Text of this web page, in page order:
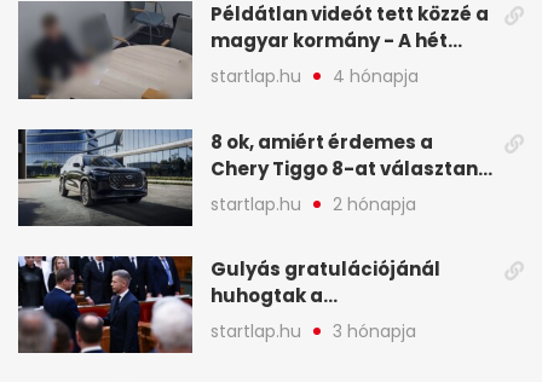
Példátlan videót tett közzé a
magyar kormány - A hét
legfontosabb hírei
képekben
startlap.hu 4 hónapja
8 ok, amiért érdemes a
Chery Tiggo 8-at választani!
(X)
startlap.hu 2 hónapja
Gulyás gratulációjánál
huhogtak a
leghangosabban, miután
Magyart miniszterelnökké
startlap.hu 3 hónapja